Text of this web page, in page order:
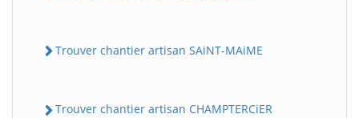
Trouver chantier artisan SAiNT-MAiME
Trouver chantier artisan CHAMPTERCiER